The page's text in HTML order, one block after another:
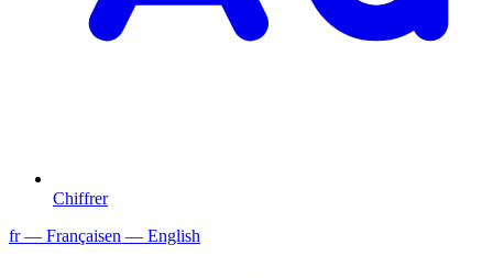
Chiffrer
fr— Françaisen — English